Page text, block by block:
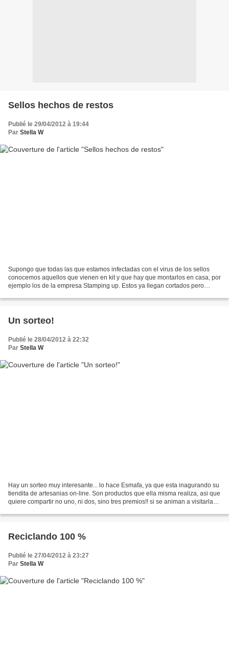
Sellos hechos de restos
Publié le 29/04/2012 à 19:44
Par Stella W
Supongo que todas las que estamos infectadas con el virus de los sellos
conocemos aquellos que vienen en kit y que hay que montarlos en casa, por
ejemplo los de la empresa Stamping up. Estos ya llegan cortados pero
Un sorteo!
Publié le 28/04/2012 à 22:32
Par Stella W
Hay un sorteo muy interesante... lo hace Esmafa, ya que esta inagurando su
tiendita de artesanias on-line. Son productos que ella misma realiza, asi que
quiere compartir no uno, ni dos, sino tres premios!! si se animan a visitarla
Reciclando 100 %
Publié le 27/04/2012 à 23:27
Par Stella W